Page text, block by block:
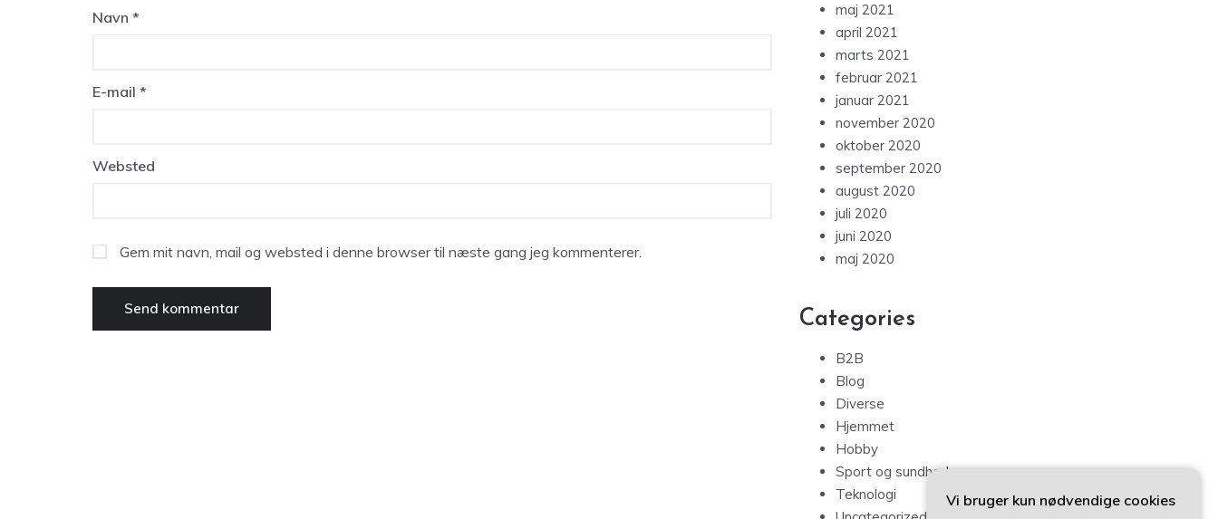
Navn *
E-mail *
Websted
Gem mit navn, mail og websted i denne browser til næste gang jeg kommenterer.
maj 2021
april 2021
marts 2021
februar 2021
januar 2021
november 2020
oktober 2020
september 2020
august 2020
juli 2020
juni 2020
maj 2020
Categories
B2B
Blog
Diverse
Hjemmet
Hobby
Sport og sundhed
Teknologi
Vi bruger kun nødvendige cookies